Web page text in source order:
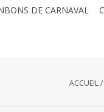
DE CARNAVAL
ACCUEIL/